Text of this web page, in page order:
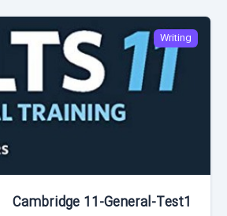
Writing
Cambridge 11-General-Test1